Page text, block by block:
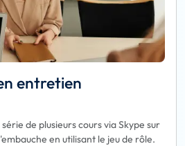
entretien
de plusieurs cours via Skype sur
en utilisant le jeu de rôle.